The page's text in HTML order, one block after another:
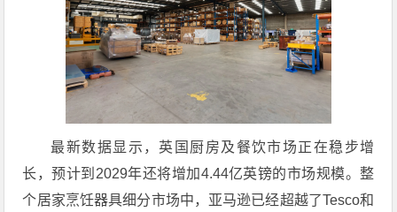
最新数据显示，英国厨房及餐饮市场正在稳步增
长，预计到2029年还将增加4.44亿英镑的市场规模。整
个居家烹饪器具细分市场中，亚马逊已经超越了Tesco和